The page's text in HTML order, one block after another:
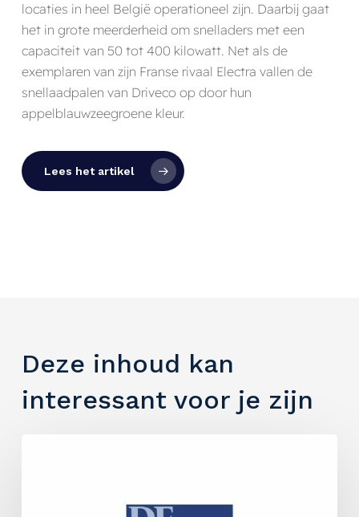
locaties in heel België operationeel zijn. Daarbij gaat
het in grote meerderheid om snelladers met een
capaciteit van 50 tot 400 kilowatt. Net als de
exemplaren van zijn Franse rivaal Electra vallen de
snellaadpalen van Driveco op door hun
appelblauwzeegroene kleur.
Lees het artikel
Deze inhoud kan
interessant voor je zijn